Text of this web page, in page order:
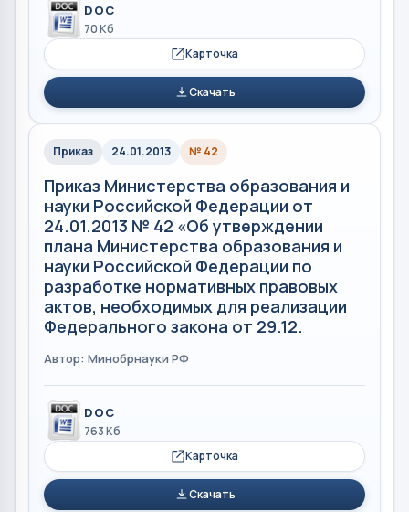
DOC
70 Кб
Карточка
Скачать
Приказ 24.01.2013 № 42
Приказ Министерства образования и
науки Российской Федерации от
24.01.2013 № 42 «Об утверждении
плана Министерства образования и
науки Российской Федерации по
разработке нормативных правовых
актов, необходимых для реализации
Федерального закона от 29.12.
Автор: Минобрнауки РФ
DOC
763 Кб
Карточка
Скачать